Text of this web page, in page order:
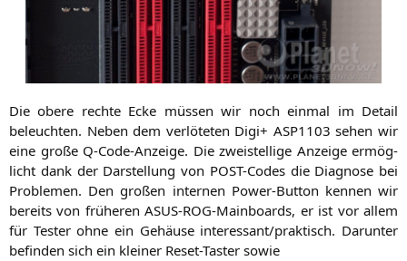
Die obe­re rech­te Ecke müs­sen wir noch ein­mal im Detail
beleuch­ten. Neben dem ver­lö­te­ten Digi+ ASP1103 sehen wir
eine gro­ße Q‑Code-Anzei­ge. Die zwei­stel­li­ge Anzei­ge ermög­
licht dank der Dar­stel­lung von POST-Codes die Dia­gno­se bei
Pro­ble­men. Den gro­ßen inter­nen Power-But­ton ken­nen wir
bereits von frü­he­ren ASUS-ROG-Main­boards, er ist vor allem
für Tes­ter ohne ein Gehäu­se interessant/praktisch. Dar­un­ter
befin­den sich ein klei­ner Reset-Tas­ter sowie